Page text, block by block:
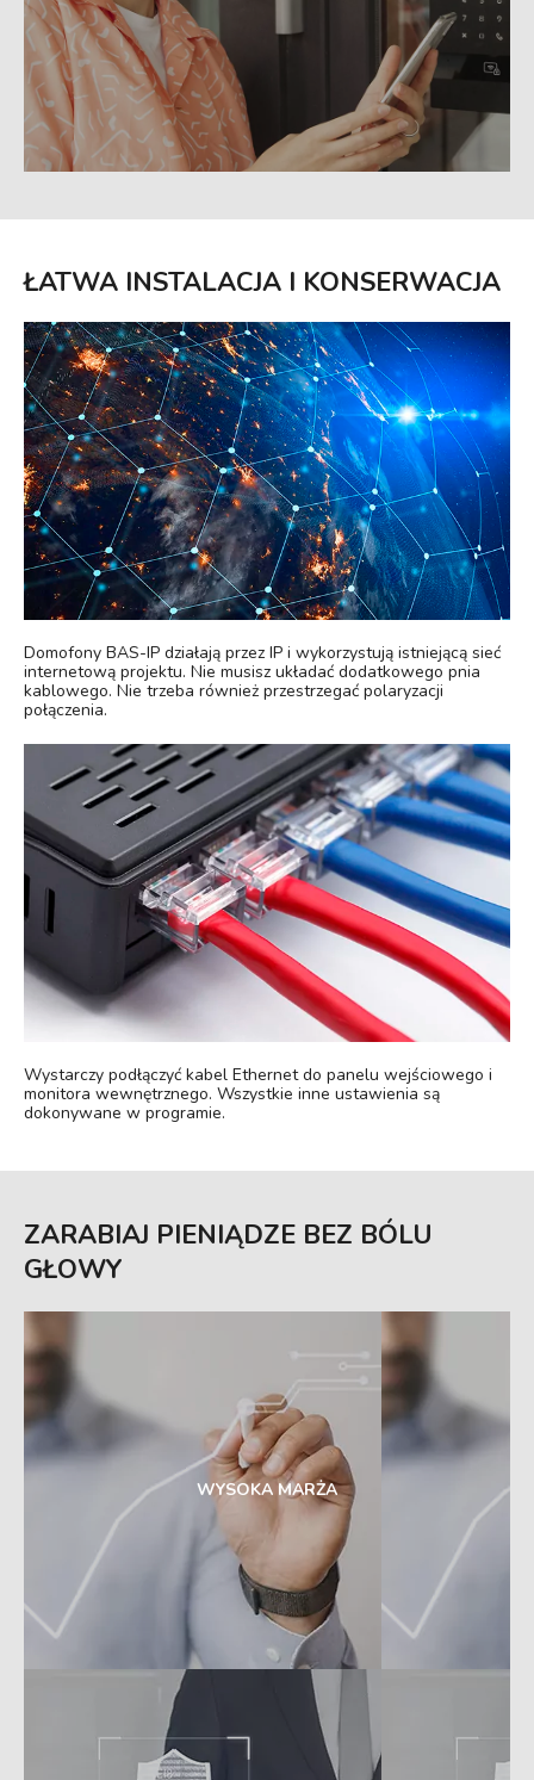
ŁATWA INSTALACJA I KONSERWACJA
Domofony BAS-IP działają przez IP i wykorzystują istniejącą sieć
internetową projektu. Nie musisz układać dodatkowego pnia
kablowego. Nie trzeba również przestrzegać polaryzacji
połączenia.
Wystarczy podłączyć kabel Ethernet do panelu wejściowego i
monitora wewnętrznego. Wszystkie inne ustawienia są
dokonywane w programie.
ZARABIAJ PIENIĄDZE BEZ BÓLU
GŁOWY
WYSOKA MARŻA